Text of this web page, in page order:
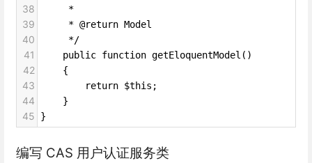
38
     *
39
     * @return Model
40
     */
41
    public function getEloquentModel()
42
    {
43
        return $this;
44
    }
45 }
编写 CAS 用户认证服务类